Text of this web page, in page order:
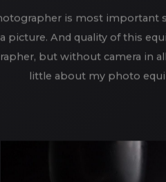
is most important
picture. And quality of this
but without camera in
little about my photo